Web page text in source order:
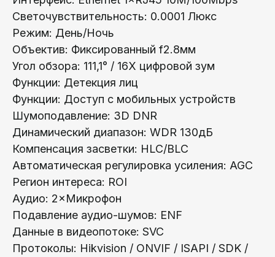
Светочувствительность: 0.0001 Люкс
Режим: День/Ночь
Oбъектив: Фиксированный f2.8мм
Угoл обзора: 111,1° / 16X цифровой зум
Функции: Детекция лиц
Функции: Доступ с мобильных устройств
Шумоподавление: 3D DNR
Динамический диапазон: WDR 130дБ
Компенсация засветки: HLC/BLC
Автоматическая регулировка усиления: AGC
Регион интереса: ROI
Аудио: 2×Микрофон
Подавление аудио-шумов: ENF
Данные в видеопотоке: SVC
Протоколы: Hikvision / ONVIF / ISAPI / SDK /
info@lokt.by
Видеодомофоны
Системы контроля доступа
Носители информации
Видеонаблюдение
+375 (29) 111-66-33
Телефон:
Каталог:
Почта: